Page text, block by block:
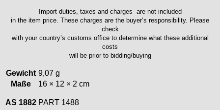
HB "Hermann Becker"
Heuer
Index
ISA
Import duties, taxes and charges are not included
in the item price. These charges are the buyer’s responsibility. Please
check
with your country’s customs office to determine what these additional
costs
will be prior to bidding/buying
Gewicht 9,07 g
Maße
16 × 12 × 2 cm
AS 1882 PART 1488